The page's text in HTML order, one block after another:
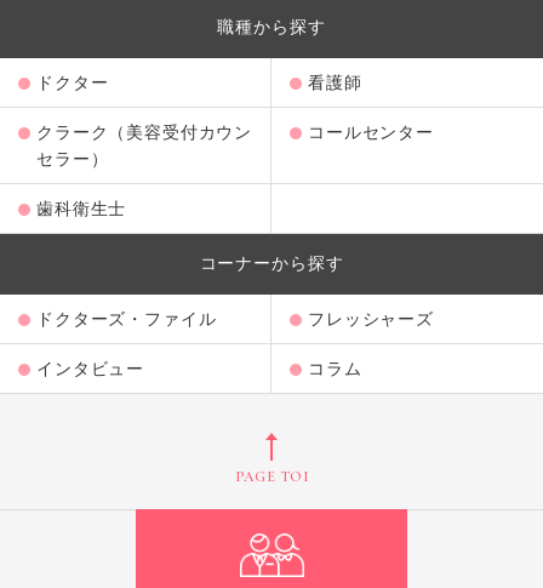
職種から探す
ドクター 看護師
クラーク（美容受付カウン
セラー）
コールセンター
歯科衛生士
コーナーから探す
ドクターズ・ファイル フレッシャーズ
インタビュー コラム
PAGE TOP